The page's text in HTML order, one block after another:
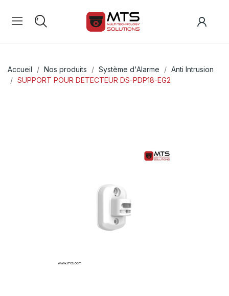
Accueil Nos produits Système d'Alarme
Anti Intrusion
SUPPORT POUR DETECTEUR DS-PDP18-EG2